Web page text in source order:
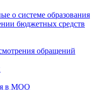
о системе образования
бюджетных средств
обращений
в МОО